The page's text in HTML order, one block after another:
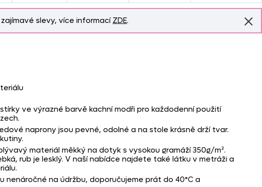
slevy, více informací ZDE.
ve výrazné barvě kachní modři pro každodenní použití
naprony jsou pevné, odolné a na stole krásně drží tvar.
materiál měkký na dotyk s vysokou gramáží 350g/m².
rub je lesklý. V naší nabídce najdete také látku v metráži a
nenáročné na údržbu, doporučujeme prát do 40°C a